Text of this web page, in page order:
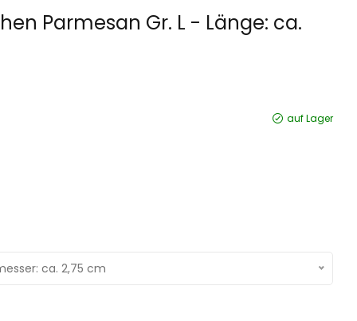
Parmesan Gr. L - Länge: ca.
auf Lager
ca. 2,75 cm